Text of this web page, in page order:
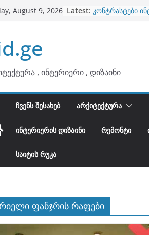
August 9, 2026 Latest: კონტრასტები
, ინტერიერი , დიზაინი
ᲩᲕᲔᲜᲡ ᲨᲔᲡᲐᲮᲔᲑ ᲐᲠᲥᲘᲢᲔᲥᲢᲣᲠᲐ
ᲘᲜᲢᲔᲠᲘᲔᲠᲘᲡ ᲓᲘᲖᲐᲘᲜᲘ ᲠᲔᲛᲝᲜᲢᲘ
ᲡᲐᲘᲢᲘᲡ ᲠᲣᲙᲐ
ფანჯრის რაფები